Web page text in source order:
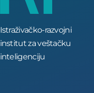
Istraživačko-razvojni
institut za veštačku
inteligenciju